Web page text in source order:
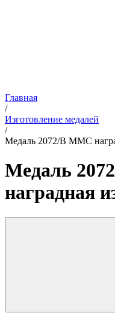
Главная
/
Изготовление медалей
/
Медаль 2072/B MMC
Медаль
наградная